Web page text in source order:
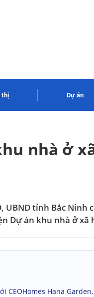
thị Dự án
nhà ở
UBND tỉnh Bắc
Dự án khu nhà ở xã
CEOHomes Hana